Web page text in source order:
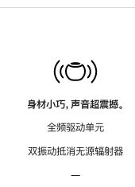
身材小巧，声音超震撼。
全频驱动单元
双振动抵消无源辐射器
—